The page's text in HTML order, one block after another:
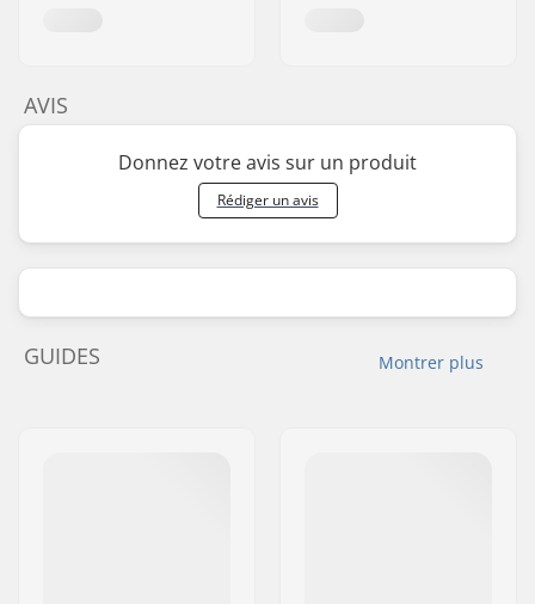
AVIS
Donnez votre avis sur un produit
Rédiger un avis
Montrer plus
GUIDES